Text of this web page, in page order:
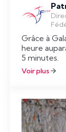
Grâce à
heure
5 minutes.
Voir plus